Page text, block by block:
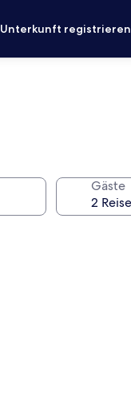
Unterkunft registrieren
Gäste